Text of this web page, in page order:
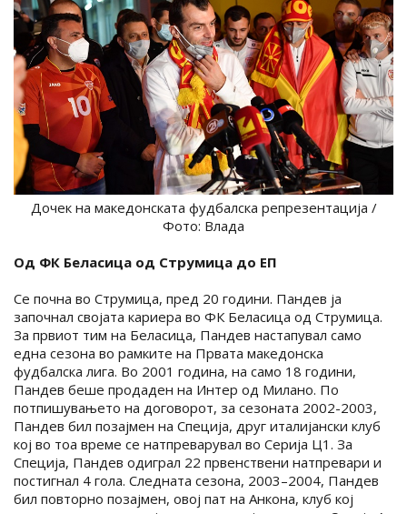
Дочек на македонската фудбалска репрезентација /
Фото: Влада
Од ФК Беласица од Струмица до ЕП
Се почна во Струмица, пред 20 години. Пандев ја
започнал својата кариера во ФК Беласица од Струмица.
За првиот тим на Беласица, Пандев настапувал само
една сезона во рамките на Првата македонска
фудбалска лига. Во 2001 година, на само 18 години,
Пандев беше продаден на Интер од Милано. По
потпишувањето на договорот, за сезоната 2002-2003,
Пандев бил позајмен на Специја, друг италијански клуб
кој во тоа време се натпреварувал во Серија Ц1. За
Специја, Пандев одиграл 22 првенствени натпревари и
постигнал 4 гола. Следната сезона, 2003–2004, Пандев
бил повторно позајмен, овој пат на Анкона, клуб кој